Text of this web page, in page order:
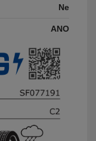
Ne
ANO